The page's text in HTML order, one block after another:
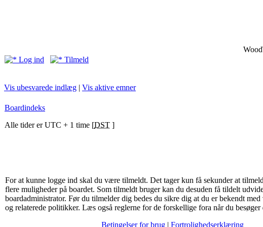
Log ind
Tilmeld
Vis ubesvarede indlæg | Vis aktive emner
Boardindeks
Alle tider er UTC + 1 time [DST ]
For at kunne logge ind skal du være tilmeldt. Det tager kun få sekunder at
flere muligheder på boardet. Som tilmeldt bruger kan du desuden få tildelt
boardadministrator. Før du tilmelder dig bedes du sikre dig at du er bekendt med
og relaterede politikker. Læs også reglerne for de forskellige fora når du besøger
Betingelser for brug| Fortrolighedserklæring